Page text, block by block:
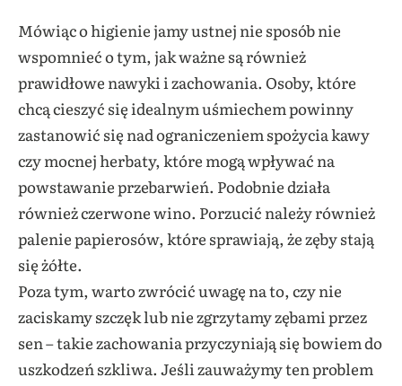
Mówiąc o higienie jamy ustnej nie sposób nie
wspomnieć o tym, jak ważne są również
prawidłowe nawyki i zachowania. Osoby, które
chcą cieszyć się idealnym uśmiechem powinny
zastanowić się nad ograniczeniem spożycia kawy
czy mocnej herbaty, które mogą wpływać na
powstawanie przebarwień. Podobnie działa
również czerwone wino. Porzucić należy również
palenie papierosów, które sprawiają, że zęby stają
się żółte.
Poza tym, warto zwrócić uwagę na to, czy nie
zaciskamy szczęk lub nie zgrzytamy zębami przez
sen – takie zachowania przyczyniają się bowiem do
uszkodzeń szkliwa. Jeśli zauważymy ten problem